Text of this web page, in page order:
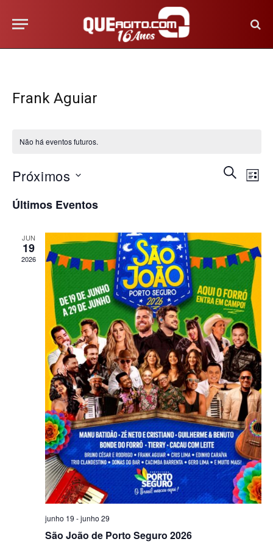
Frank Aguiar
Não há eventos futuros.
de
visuais
de
Eventos
EVENTOS
LISTA
Próximos
a
Últimos Eventos
JUN
19
2026
junho 19 -junho 29
São João de Porto Seguro 2026